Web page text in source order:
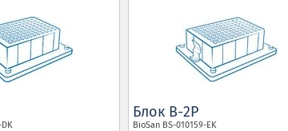
Блок B-2P
BioSan BS-010159-EK